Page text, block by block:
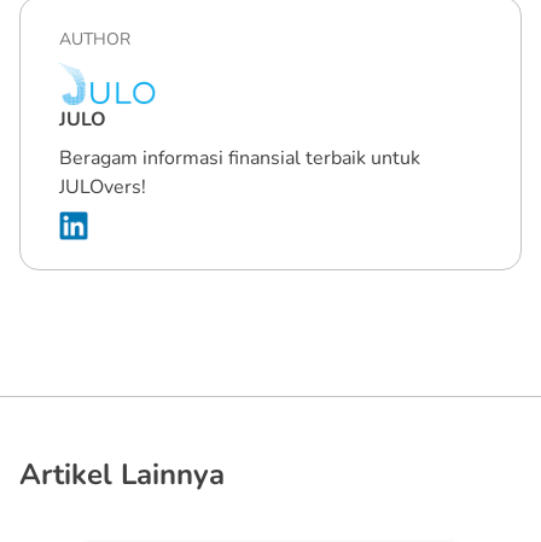
AUTHOR
JULO
Beragam informasi finansial terbaik untuk
JULOvers!
Artikel Lainnya